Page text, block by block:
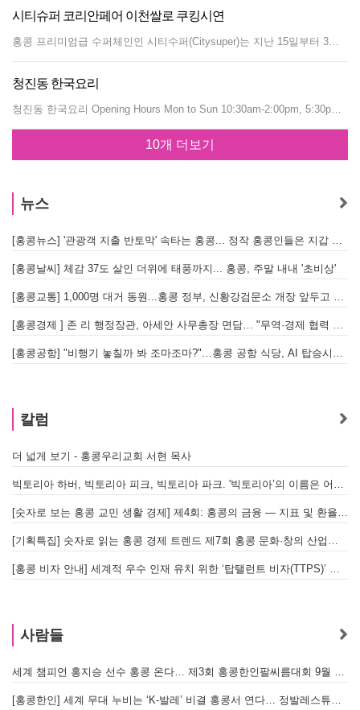
시티슈퍼 코리안페어 이천쌀로 쿠킹시연
홍콩 프리미엄급 수퍼체인인 시티수퍼(Citysuper)는 지난 15일부터 3월 12일까지 한달간 전 매장에서 코리안페어(Korean Fair)를 개최해 인기를 끌고 있다. 시티수퍼는 늘어나는 한식에 대한 홍콩인들의 수요에 부응하고자 지난해 처음으로 코리안페어를 개최한 뒤 큰 호응을 얻어 올해 두번째 행사를 진행하고 있다. 시티수퍼는 침사초이, 센트럴 IFC, 코즈웨이베이, 샤틴 등 4개 전 매장에 별도의 한국식품 부스를 만들어 한국쌀, 과일, 삼계탕, 천연 식료품, 유기농 및 건강식품 등 우수한 한국식품을 특별 할인 판매하고 있다. 특히 23일에는 시티수퍼 타임스퀘어 지점에 있는 컬처클럽에서 한국 음식의 우수성을 알리기 위한 요리시연(Cooking Demon-stration) 행사가 열렸다. 시티슈퍼에서 한국요리만을 위한 쿠킹 데모는 처음이다. 농수산물 유통공사(aT)와 이천쌀을 유통하는 KH Food(대표 양시훈)의 후원으로 진행된 행사에서는 한식당 ‘장’의 수석쉐프인 박지선 씨가 삼계탕과 비빔밥, 김밥 요리를 시연했다. 이날 평소보다 다섯배 이상 많은 고객들이 몰려, 한국음식에 대한 홍콩인들의 뜨거운 관심을 보였다. 시티수퍼 바이어인 로다 호(Rhoda Ho) 씨는 한국식품의 매출신장세가 두드러진다며, 앞으로도 이러한 행사를 지속적으로 추진할 계획이라고 말했다.
청진동 한국요리
청진동 한국요리 Opening Hours Mon to Sun 10:30am-2:00pm, 5:30pm-11:30pm Address 1F, Cameron Center, 57-59 Chantham road south, Tsim Sha Tusi Tel (852) 3488 5119 수요저널 기사읽기 [사진으로 보는 맛집] ‘청진동’ 3년전 파크호텔 앞 길목 좋은 곳에 문을 연 ‘청진동’은 한인회 총무를 역임했던 양임현 사장이 아내의 솜씨 좋은 요리실력과 주위분들의 권유로 시작했다... 자료발췌 : A-GUIDE
10개 더보기
뉴스
[홍콩뉴스] '관광객 지출 반토막' 속타는 홍콩... 정작 홍콩인들은 지갑 들고 해외로?
[홍콩날씨] 체감 37도 살인 더위에 태풍까지... 홍콩, 주말 내내 '초비상'
[홍콩교통] 1,000명 대거 동원...홍콩 정부, 신황강검문소 개장 앞두고 실전 훈련 돌입
[홍콩경제 ] 존 리 행정장관, 아세안 사무총장 면담… "무역·경제 협력 한층 강화한다"
[홍콩공항] "비행기 놓칠까 봐 조마조마?"…홍콩 공항 식당, AI 탑승시간 계산해 메뉴 추천해 준다
칼럼
더 넓게 보기 - 홍콩우리교회 서현 목사
빅토리아 하버, 빅토리아 피크, 빅토리아 파크. '빅토리아’의 이름은 어떻게 온 걸까? - [이승권 원장의 생활칼럼]
[숫자로 보는 홍콩 교민 생활 경제] 제4회: 홍콩의 금융 — 지표 및 환율, MPF 운영 현황
[기획특집] 숫자로 읽는 홍콩 경제 트렌드 제7회 홍콩 문화·창의 산업의 구조와 분야별 동향
[홍콩 비자 안내] 세계적 우수 인재 유치 위한 ‘탑탤런트 비자(TTPS)’ 주요 요건
사람들
세계 챔피언 홍지승 선수 홍콩 온다… 제3회 홍콩한인팔씨름대회 9월 12일 개최
[홍콩한인] 세계 무대 누비는 ‘K-발레’ 비결 홍콩서 연다… 정발레스튜디오 개원